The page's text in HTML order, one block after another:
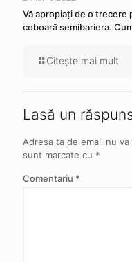
Vă apropiaţi de o trecere
coboară semibariera.
Citeşte mai mult
Lasă un
Adresa ta de email nu
sunt marcate cu *
Comentariu *